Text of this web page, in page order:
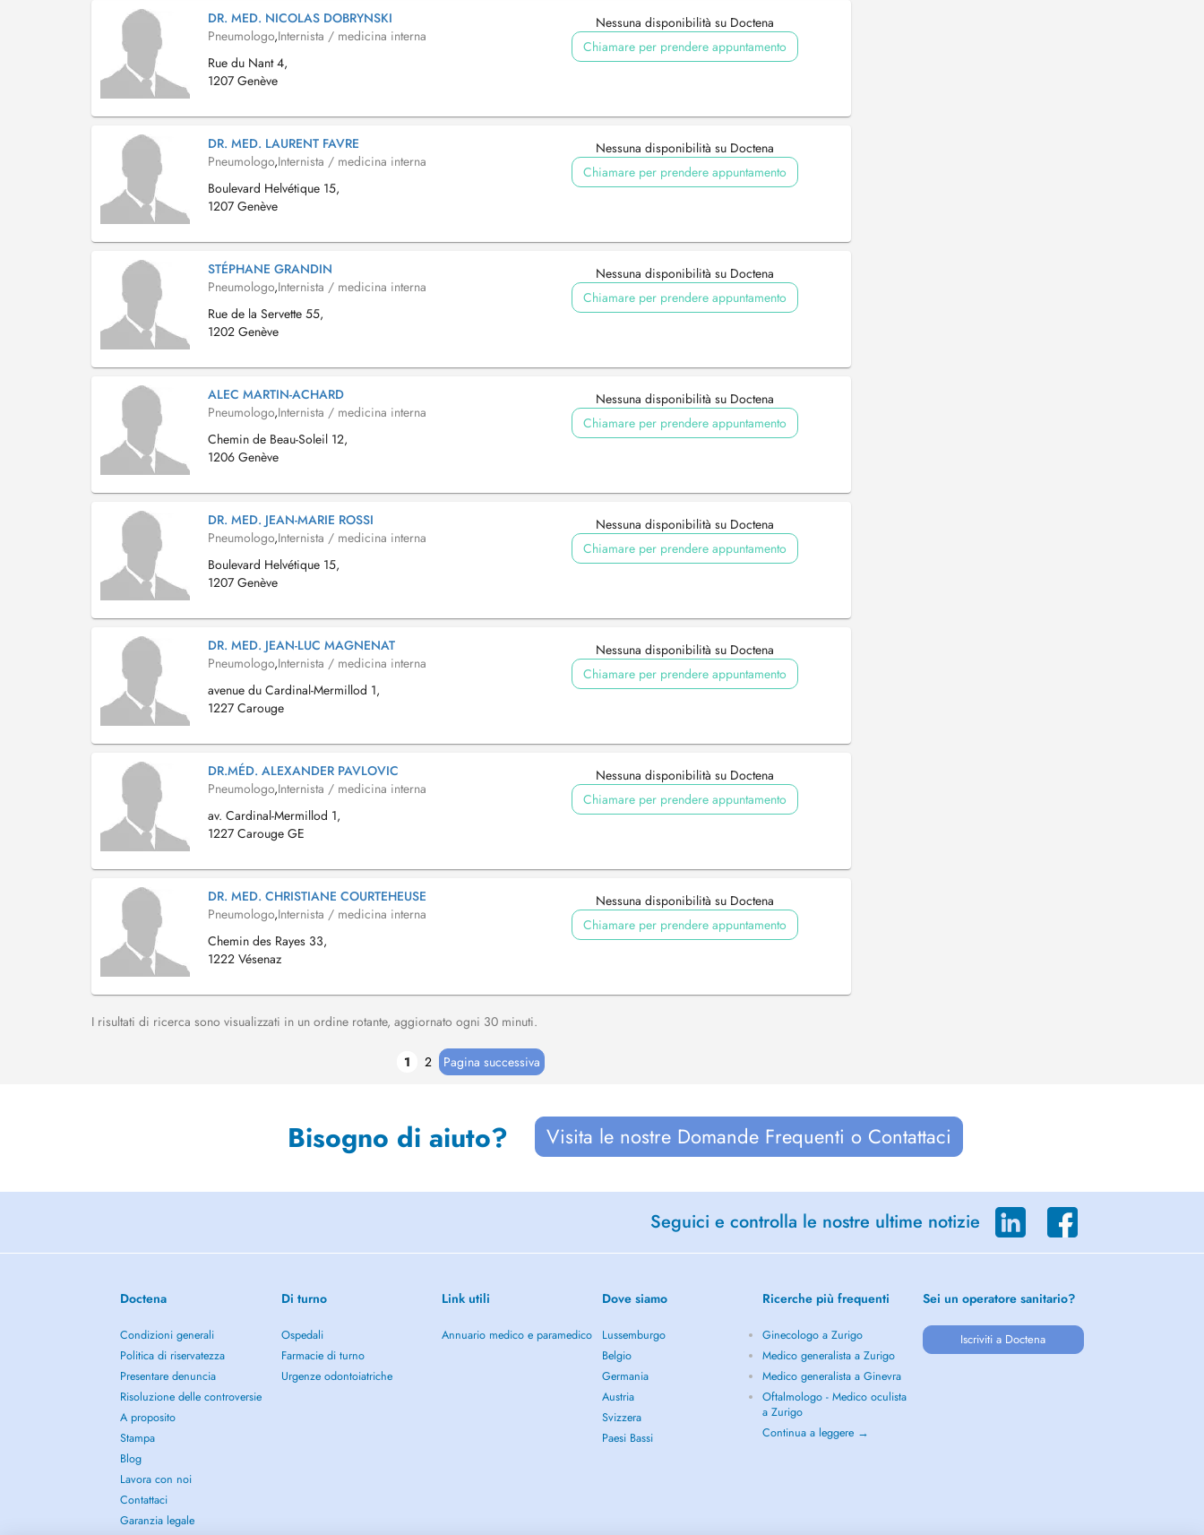
DR. MED. NICOLAS DOBRYNSKI
Pneumologo,Internista / medicina interna
Rue du Nant 4,
1207 Genève
Nessuna disponibilità su Doctena
Chiamare per prendere appuntamento
DR. MED. LAURENT FAVRE
Pneumologo,Internista / medicina interna
Boulevard Helvétique 15,
1207 Genève
Nessuna disponibilità su Doctena
Chiamare per prendere appuntamento
STÉPHANE GRANDIN
Pneumologo,Internista / medicina interna
Rue de la Servette 55,
1202 Genève
Nessuna disponibilità su Doctena
Chiamare per prendere appuntamento
ALEC MARTIN-ACHARD
Pneumologo,Internista / medicina interna
Chemin de Beau-Soleil 12,
1206 Genève
Nessuna disponibilità su Doctena
Chiamare per prendere appuntamento
DR. MED. JEAN-MARIE ROSSI
Pneumologo,Internista / medicina interna
Boulevard Helvétique 15,
1207 Genève
Nessuna disponibilità su Doctena
Chiamare per prendere appuntamento
DR. MED. JEAN-LUC MAGNENAT
Pneumologo,Internista / medicina interna
avenue du Cardinal-Mermillod 1,
1227 Carouge
Nessuna disponibilità su Doctena
Chiamare per prendere appuntamento
DR.MÉD. ALEXANDER PAVLOVIC
Pneumologo,Internista / medicina interna
av. Cardinal-Mermillod 1,
1227 Carouge GE
Nessuna disponibilità su Doctena
Chiamare per prendere appuntamento
DR. MED. CHRISTIANE COURTEHEUSE
Pneumologo,Internista / medicina interna
Chemin des Rayes 33,
1222 Vésenaz
Nessuna disponibilità su Doctena
Chiamare per prendere appuntamento
I risultati di ricerca sono visualizzati in un ordine rotante, aggiornato ogni 30 minuti.
1 2 Pagina successiva
Bisogno di aiuto? Visita le nostre Domande Frequenti o Contattaci
Seguici e controlla le nostre ultime notizie
Doctena
Condizioni generali
Politica di riservatezza
Presentare denuncia
Risoluzione delle controversie
A proposito
Stampa
Blog
Lavora con noi
Contattaci
Garanzia legale
Di turno
Ospedali
Farmacie di turno
Urgenze odontoiatriche
Link utili
Annuario medico e paramedico
Dove siamo
Lussemburgo
Belgio
Germania
Austria
Svizzera
Paesi Bassi
Ricerche più frequenti
Ginecologo a Zurigo
Medico generalista a Zurigo
Medico generalista a Ginevra
Oftalmologo - Medico oculista
a Zurigo
Continua a leggere →
Sei un operatore sanitario?
Iscriviti a Doctena